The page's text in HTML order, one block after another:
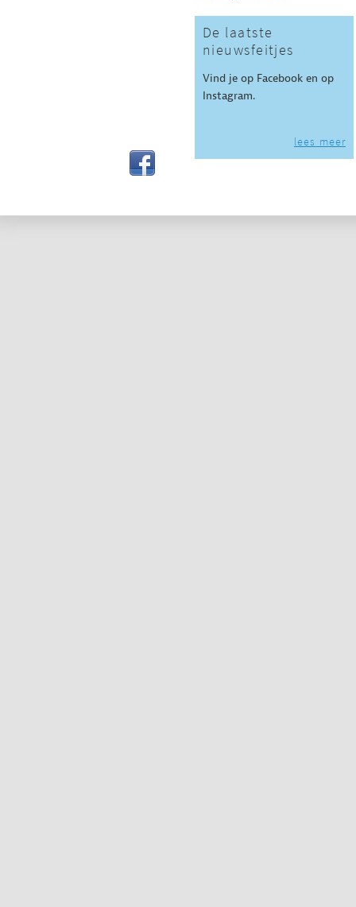
De laatste
nieuwsfeitjes
Vind je op Facebook en op
Instagram.
lees meer